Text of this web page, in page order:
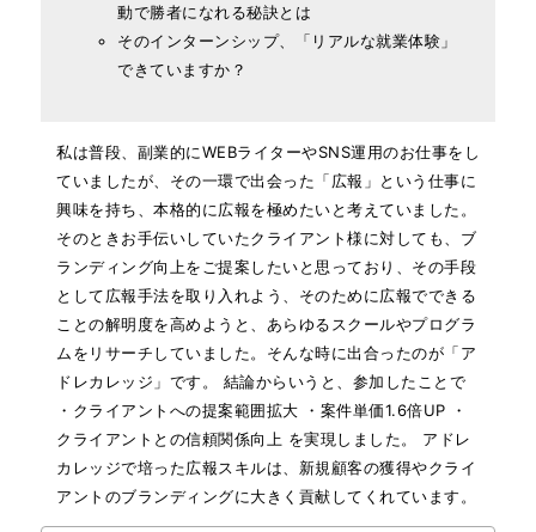
動で勝者になれる秘訣とは
そのインターンシップ、「リアルな就業体験」
できていますか？
私は普段、副業的にWEBライターやSNS運用のお仕事をし
ていましたが、その一環で出会った「広報」という仕事に
興味を持ち、本格的に広報を極めたいと考えていました。
そのときお手伝いしていたクライアント様に対しても、ブ
ランディング向上をご提案したいと思っており、その手段
として広報手法を取り入れよう、そのために広報でできる
ことの解明度を高めようと、あらゆるスクールやプログラ
ムをリサーチしていました。そんな時に出合ったのが「ア
ドレカレッジ」です。 結論からいうと、参加したことで
・クライアントへの提案範囲拡大 ・案件単価1.6倍UP ・
クライアントとの信頼関係向上 を実現しました。 アドレ
カレッジで培った広報スキルは、新規顧客の獲得やクライ
アントのブランディングに大きく貢献してくれています。